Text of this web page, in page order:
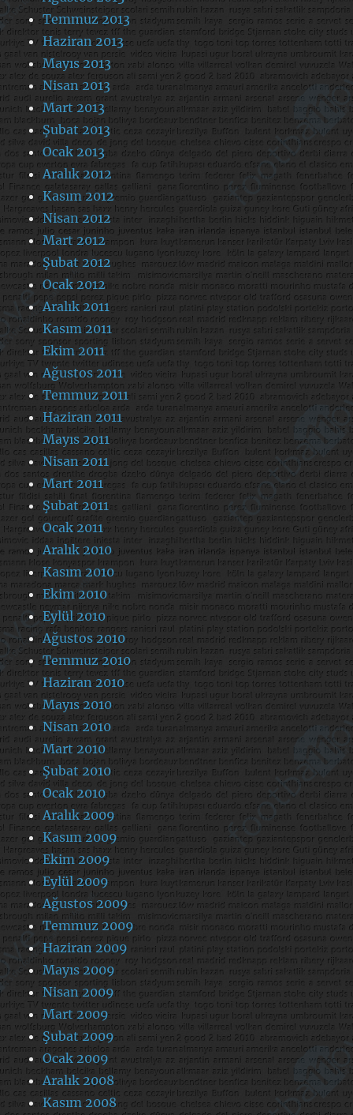
Temmuz 2013
Haziran 2013
Mayıs 2013
Nisan 2013
Mart 2013
Şubat 2013
Ocak 2013
Aralık 2012
Kasım 2012
Nisan 2012
Mart 2012
Şubat 2012
Ocak 2012
Aralık 2011
Kasım 2011
Ekim 2011
Ağustos 2011
Temmuz 2011
Haziran 2011
Mayıs 2011
Nisan 2011
Mart 2011
Şubat 2011
Ocak 2011
Aralık 2010
Kasım 2010
Ekim 2010
Eylül 2010
Ağustos 2010
Temmuz 2010
Haziran 2010
Mayıs 2010
Nisan 2010
Mart 2010
Şubat 2010
Ocak 2010
Aralık 2009
Kasım 2009
Ekim 2009
Eylül 2009
Ağustos 2009
Temmuz 2009
Haziran 2009
Mayıs 2009
Nisan 2009
Mart 2009
Şubat 2009
Ocak 2009
Aralık 2008
Kasım 2008